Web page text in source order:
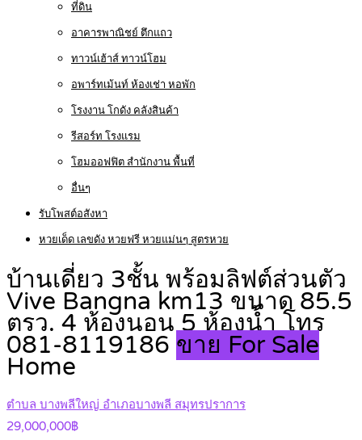
ที่ดิน
อาคารพาณิชย์ ตึกแถว
ทาวน์เฮ้าส์ ทาวน์โฮม
อพาร์ทเม้นท์ ห้องเช่า หอพัก
โรงงาน โกดัง คลังสินค้า
รีสอร์ท โรงแรม
โฮมออฟฟิต สำนักงาน พื้นที่
อื่นๆ
รับโพสต์อสังหา
หวยเด็ด เลขดัง หวยฟรี หวยแม่นๆ สูตรหวย
บ้านเดี่ยว 3ชั้น พร้อมลิฟต์ส่วนตัว
Vive Bangna km13 ขนาด 85.5
ตรว. 4 ห้องนอน 5 ห้องน้ำ โทร
081-8119186 ขาย For Sale
Home
ตำบล บางพลีใหญ่ อำเภอบางพลี สมุทรปราการ
29,000,000฿